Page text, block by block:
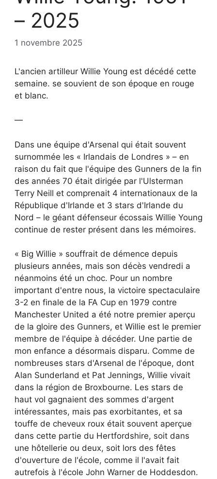
– 2025
1 novembre 2025
L'ancien artilleur Willie Young est décédé cette
semaine. se souvient de son époque en rouge
et blanc.
—
Dans une équipe d'Arsenal qui était souvent
surnommée les « Irlandais de Londres » – en
raison du fait que l'équipe des Gunners de la fin
des années 70 était dirigée par l'Ulsterman
Terry Neill et comprenait 4 internationaux de la
République d'Irlande et 3 stars d'Irlande du
Nord – le géant défenseur écossais Willie Young
continue de rester présent dans les mémoires.
« Big Willie » souffrait de démence depuis
plusieurs années, mais son décès vendredi a
néanmoins été un choc. Pour un nombre
important d'entre nous, la victoire spectaculaire
3-2 en finale de la FA Cup en 1979 contre
Manchester United a été notre premier aperçu
de la gloire des Gunners, et Willie est le premier
membre de l'équipe à décéder. Une partie de
mon enfance a désormais disparu. Comme de
nombreuses stars d'Arsenal de l'époque, dont
Alan Sunderland et Pat Jennings, Willie vivait
dans la région de Broxbourne. Les stars de
haut vol gagnaient des sommes d'argent
intéressantes, mais pas exorbitantes, et sa
touffe de cheveux roux était souvent aperçue
dans cette partie du Hertfordshire, soit dans
une hôtellerie ou deux, soit lors des fêtes
d'ouverture de l'école, comme il l'avait fait
autrefois à l'école John Warner de Hoddesdon.